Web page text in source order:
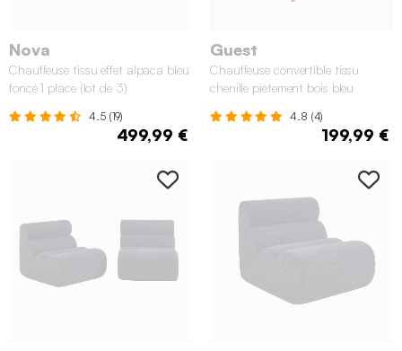
Nova
Chauffeuse tissu effet alpaca bleu
foncé 1 place (lot de 3)
4.5 (19)
499,99 €
Guest
Chauffeuse convertible tissu
chenille piètement bois bleu
4.8 (4)
199,99 €